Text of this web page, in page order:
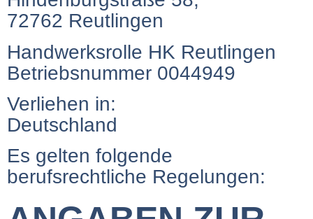
72762 Reutlingen
Handwerksrolle HK Reutlingen
Betriebsnummer 0044949
Verliehen in:
Deutschland
Es gelten folgende
berufsrechtliche Regelungen: